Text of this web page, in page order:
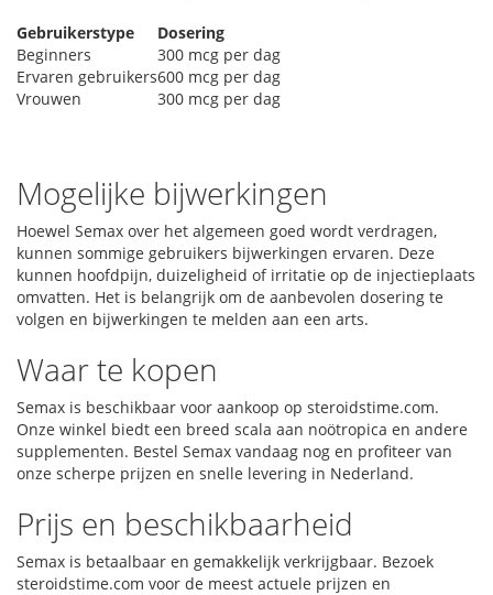
Gebruikerstype
Dosering
Beginners
300 mcg per dag
Ervaren gebruikers600 mcg per dag
Vrouwen
300 mcg per dag
Mogelijke bijwerkingen
Hoewel Semax over het algemeen goed wordt verdragen,
kunnen sommige gebruikers bijwerkingen ervaren. Deze
kunnen hoofdpijn, duizeligheid of irritatie op de injectieplaats
omvatten. Het is belangrijk om de aanbevolen dosering te
volgen en bijwerkingen te melden aan een arts.
Waar te kopen
Semax is beschikbaar voor aankoop op steroidstime.com.
Onze winkel biedt een breed scala aan noötropica en andere
supplementen. Bestel Semax vandaag nog en profiteer van
onze scherpe prijzen en snelle levering in Nederland.
Prijs en beschikbaarheid
Semax is betaalbaar en gemakkelijk verkrijgbaar. Bezoek
steroidstime.com voor de meest actuele prijzen en